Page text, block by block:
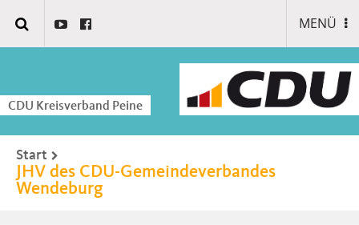
MENÜ
CDU Kreisverband Peine
Start
JHV des CDU-Gemeindeverbandes
Wendeburg